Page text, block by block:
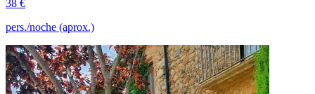
38 €
pers./noche (aprox.)